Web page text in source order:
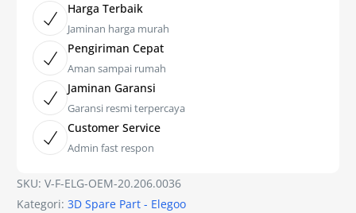
Harga Terbaik
Jaminan harga murah
Pengiriman Cepat
Aman sampai rumah
Jaminan Garansi
Garansi resmi terpercaya
Customer Service
Admin fast respon
SKU:V-F-ELG-OEM-20.206.0036
Kategori:3D Spare Part - Elegoo